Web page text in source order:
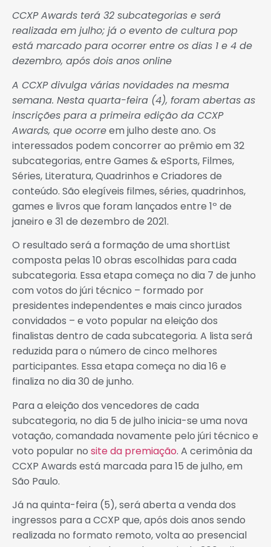
CCXP Awards terá 32 subcategorias e será
realizada em julho; já o evento de cultura pop
está marcado para ocorrer entre os dias 1 e 4 de
dezembro, após dois anos online
A CCXP divulga várias novidades na mesma
semana. Nesta quarta-feira (4), foram abertas as
inscrições para a primeira edição da CCXP
Awards, que ocorreem julho deste ano. Os
interessados podem concorrer ao prêmio em 32
subcategorias, entre Games & eSports, Filmes,
Séries, Literatura, Quadrinhos e Criadores de
conteúdo. São elegíveis filmes, séries, quadrinhos,
games e livros que foram lançados entre 1º de
janeiro e 31 de dezembro de 2021.
O resultado será a formação de uma shortList
composta pelas 10 obras escolhidas para cada
subcategoria. Essa etapa começa no dia 7 de junho
com votos do júri técnico – formado por
presidentes independentes e mais cinco jurados
convidados – e voto popular na eleição dos
finalistas dentro de cada subcategoria. A lista será
reduzida para o número de cinco melhores
participantes. Essa etapa começa no dia 16 e
finaliza no dia 30 de junho.
Para a eleição dos vencedores de cada
subcategoria, no dia 5 de julho inicia-se uma nova
votação, comandada novamente pelo júri técnico e
voto popular no site da premiação. A cerimônia da
CCXP Awards está marcada para 15 de julho, em
São Paulo.
Já na quinta-feira (5), será aberta a venda dos
ingressos para a CCXP que, após dois anos sendo
realizada no formato remoto, volta ao presencial